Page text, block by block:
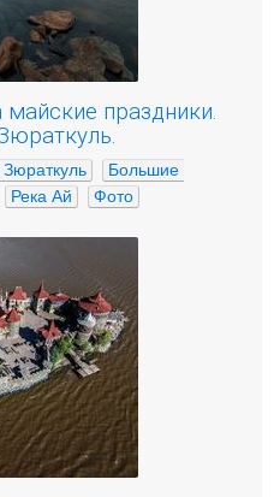
праздники.
Большие
Река Ай Фото